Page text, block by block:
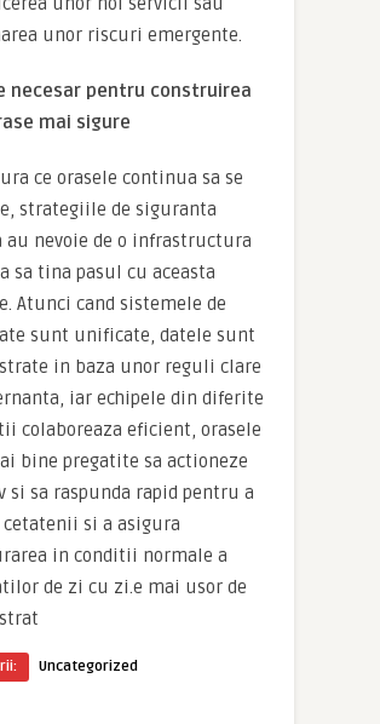
unor riscuri emergente.
necesar pentru construirea
mai sigure
ce orasele continua sa se
strategiile de siguranta
au nevoie de o infrastructura
sa tina pasul cu aceasta
Atunci cand sistemele de
sunt unificate, datele sunt
in baza unor reguli clare
iar echipele din diferite
colaboreaza eficient, orasele
bine pregatite sa actioneze
si sa raspunda rapid pentru a
si a asigura
in conditii normale a
de zi cu zi.e mai usor de
Uncategorized